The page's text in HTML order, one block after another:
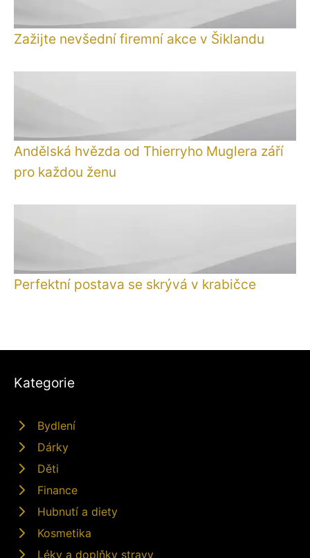
Zažijte nevšední firemní akce v Šiklandu
Andělská hvězda od Thierryho Muglera září
pro každou ženu
Perfektní postava se skrývá v krabičce
Kategorie
Bydlení
Dárky
Děti
Finance
Hubnutí a diety
Kosmetika
Léky a doplňky stravy